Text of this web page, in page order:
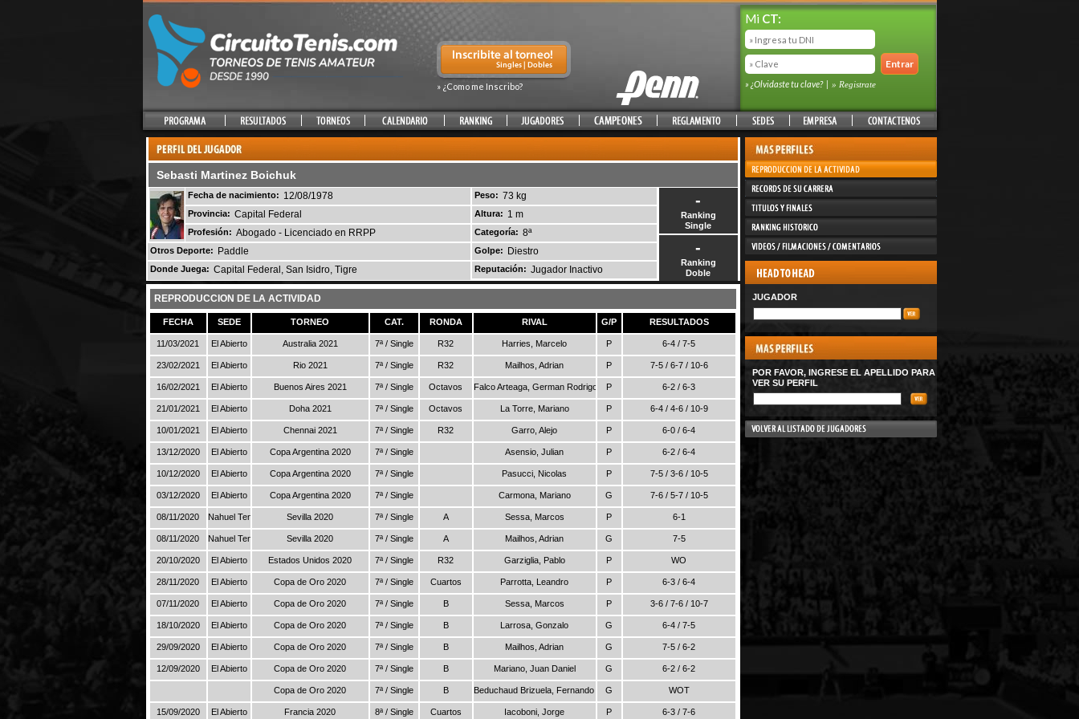
» ¿Como me Inscribo?
Mi CT:
» ¿Olvidaste tu clave? | » Registrate
Sebasti Martinez Boichuk
Fecha de nacimiento: 12/08/1978 Peso: 73 kg
Provincia: Capital Federal Altura: 1 m
Profesión: Abogado - Licenciado en RRPP Categoría: 8ª
Otros Deporte: Paddle Golpe: Diestro
Donde Juega: Capital Federal, San Isidro, Tigre Reputación: Jugador Inactivo
-
Ranking
Single
-
Ranking
Doble
REPRODUCCION DE LA ACTIVIDAD
FECHA SEDE TORNEO CAT. RONDA RIVAL G/P RESULTADOS
11/03/2021 El Abierto Australia 2021 7ª / Single R32 Harries, Marcelo P 6-4 / 7-5
23/02/2021 El Abierto Rio 2021 7ª / Single R32 Mailhos, Adrian P 7-5 / 6-7 / 10-6
16/02/2021 El Abierto Buenos Aires 2021 7ª / Single Octavos Falco Arteaga, German Rodrigo P 6-2 / 6-3
21/01/2021 El Abierto Doha 2021 7ª / Single Octavos La Torre, Mariano P 6-4 / 4-6 / 10-9
10/01/2021 El Abierto Chennai 2021 7ª / Single R32 Garro, Alejo P 6-0 / 6-4
13/12/2020 El Abierto Copa Argentina 2020 7ª / Single Asensio, Julian P 6-2 / 6-4
10/12/2020 El Abierto Copa Argentina 2020 7ª / Single Pasucci, Nicolas P 7-5 / 3-6 / 10-5
03/12/2020 El Abierto Copa Argentina 2020 7ª / Single Carmona, Mariano G 7-6 / 5-7 / 10-5
08/11/2020 Nahuel Tenis Sevilla 2020 7ª / Single A Sessa, Marcos P 6-1
08/11/2020 Nahuel Tenis Sevilla 2020 7ª / Single A Mailhos, Adrian G 7-5
20/10/2020 El Abierto Estados Unidos 2020 7ª / Single R32 Garziglia, Pablo P WO
28/11/2020 El Abierto Copa de Oro 2020 7ª / Single Cuartos Parrotta, Leandro P 6-3 / 6-4
07/11/2020 El Abierto Copa de Oro 2020 7ª / Single B Sessa, Marcos P 3-6 / 7-6 / 10-7
18/10/2020 El Abierto Copa de Oro 2020 7ª / Single B Larrosa, Gonzalo G 6-4 / 7-5
29/09/2020 El Abierto Copa de Oro 2020 7ª / Single B Mailhos, Adrian G 7-5 / 6-2
12/09/2020 El Abierto Copa de Oro 2020 7ª / Single B Mariano, Juan Daniel G 6-2 / 6-2
Copa de Oro 2020 7ª / Single B Beduchaud Brizuela, Fernando Pablo
G WOT
15/09/2020 El Abierto Francia 2020 8ª / Single Cuartos Iacoboni, Jorge P 6-3 / 7-6
JUGADOR
POR FAVOR, INGRESE EL APELLIDO PARA
VER SU PERFIL